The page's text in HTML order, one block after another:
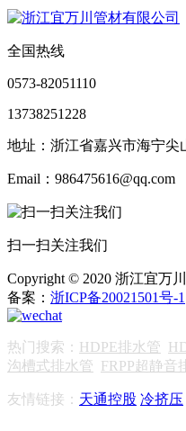
全国热线
0573-82051110
13738251228
地址：浙江省嘉兴市海宁尖
Email：986475616@qq.com
扫一扫关注我们
Copyright © 2020 浙江宜万
备案： 浙ICP备20021501号-1
热门搜索： HDPE排水管
沟槽式排水管 FRPP超静音
友情链接： 天通控股 冷挤压